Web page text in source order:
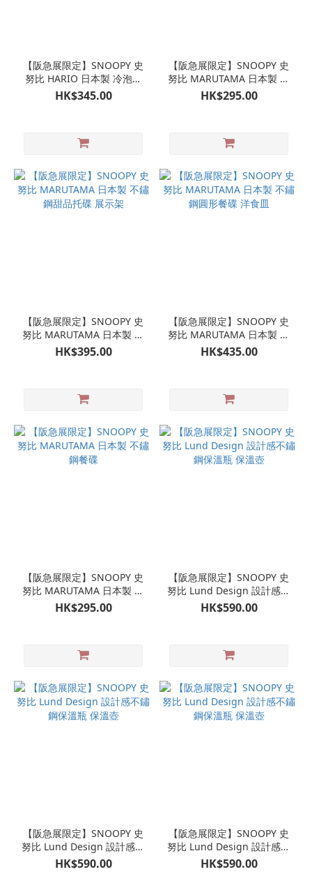
【阪急展限定】SNOOPY 史
努比 HARIO 日本製 冷泡茶
壺 冷泡咖啡 水樽水瓶過濾瓶
HK$345.00
【阪急展限定】SNOOPY 史
努比 MARUTAMA 日本製 不
鏽鋼雪糕杯
HK$295.00
【阪急展限定】SNOOPY 史
努比 MARUTAMA 日本製 不
鏽鋼甜品托碟 展示架
HK$395.00
【阪急展限定】SNOOPY 史
努比 MARUTAMA 日本製 不
鏽鋼圓形餐碟 洋食皿
HK$435.00
【阪急展限定】SNOOPY 史
努比 MARUTAMA 日本製 不
鏽鋼餐碟
HK$295.00
【阪急展限定】SNOOPY 史
努比 Lund Design 設計感不
鏽鋼保溫瓶 保溫壺
HK$590.00
【阪急展限定】SNOOPY 史
努比 Lund Design 設計感不
鏽鋼保溫瓶 保溫壺
HK$590.00
【阪急展限定】SNOOPY 史
努比 Lund Design 設計感不
鏽鋼保溫瓶 保溫壺
HK$590.00